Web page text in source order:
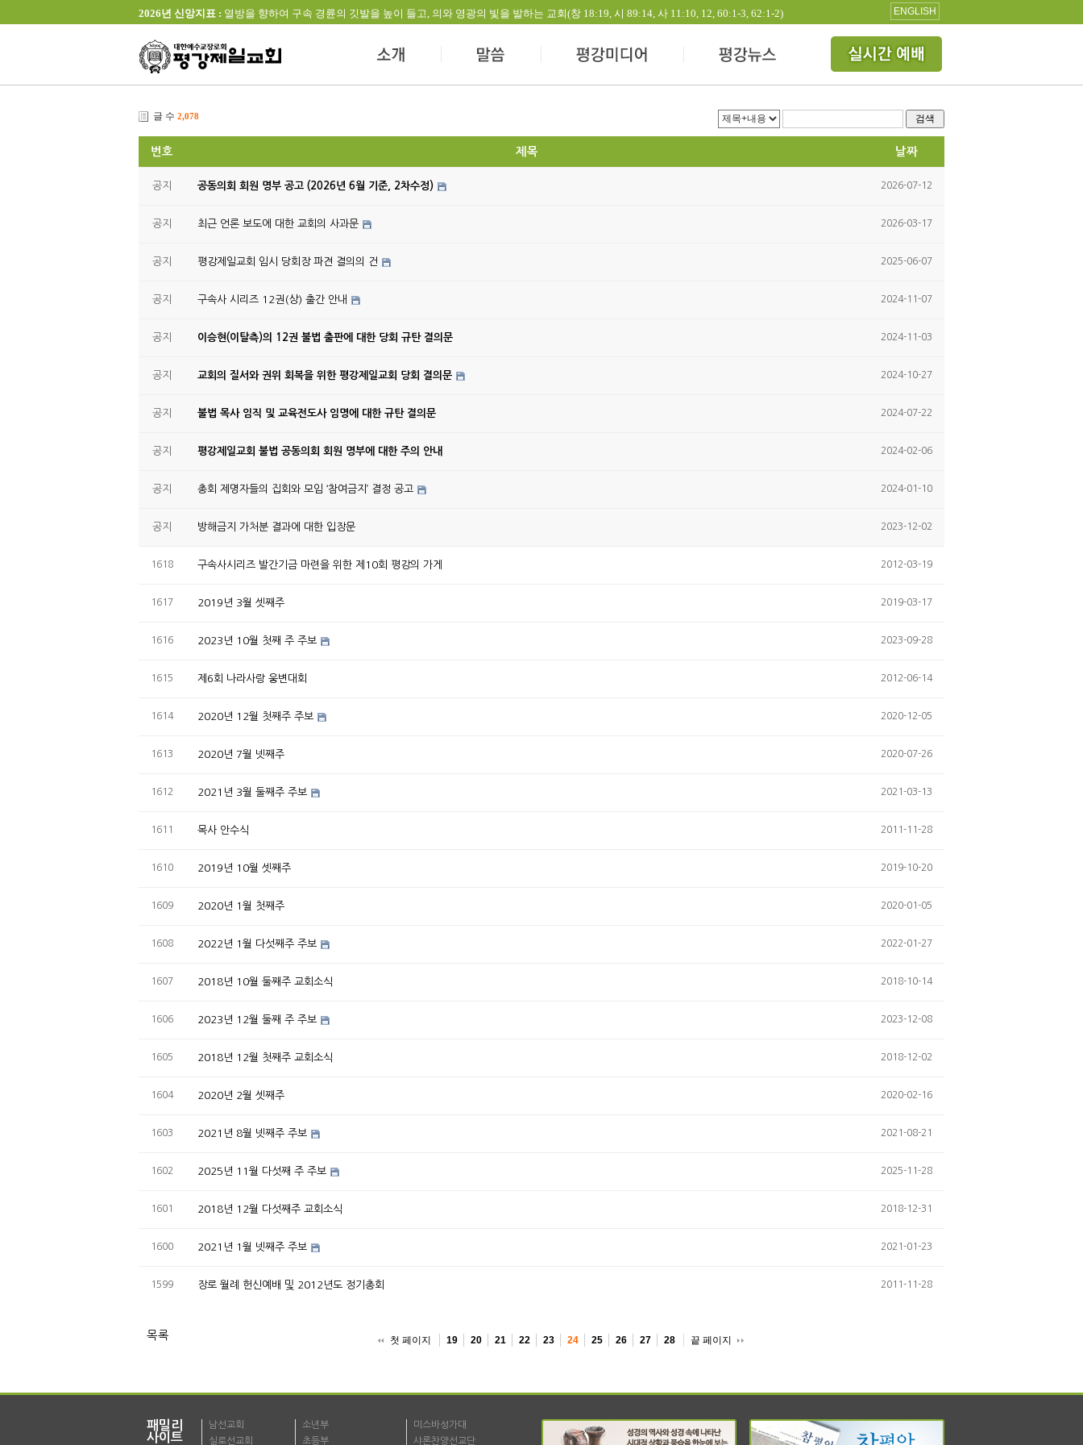
2026년 신앙지표 : 열방을 향하여 구속 경륜의 깃발을 높이 들고, 의와 영광의 빛을 발하는 교회(창 18:19, 시 89:14, 사 11:10, 12, 60:1-3, 62:1-2) ENGLISH
글 수 2,078 검색
번호 제목 날짜
공지 공동의회 회원 명부 공고 (2026년 6월 기준, 2차수정) 2026-07-12
공지 최근 언론 보도에 대한 교회의 사과문 2026-03-17
공지 평강제일교회 임시 당회장 파견 결의의 건 2025-06-07
공지 구속사 시리즈 12권(상) 출간 안내 2024-11-07
공지 이승현(이탈측)의 12권 불법 출판에 대한 당회 규탄 결의문 2024-11-03
공지 교회의 질서와 권위 회복을 위한 평강제일교회 당회 결의문 2024-10-27
공지 불법 목사 임직 및 교육전도사 임명에 대한 규탄 결의문 2024-07-22
공지 평강제일교회 불법 공동의회 회원 명부에 대한 주의 안내 2024-02-06
공지 총회 제명자들의 집회와 모임 ‘참여금지’ 결정 공고 2024-01-10
공지 방해금지 가처분 결과에 대한 입장문 2023-12-02
1618 구속사시리즈 발간기금 마련을 위한 제10회 평강의 가게 2012-03-19
1617 2019년 3월 셋째주 2019-03-17
1616 2023년 10월 첫째 주 주보 2023-09-28
1615 제6회 나라사랑 웅변대회 2012-06-14
1614 2020년 12월 첫째주 주보 2020-12-05
1613 2020년 7월 넷째주 2020-07-26
1612 2021년 3월 둘째주 주보 2021-03-13
1611 목사 안수식 2011-11-28
1610 2019년 10월 셋째주 2019-10-20
1609 2020년 1월 첫째주 2020-01-05
1608 2022년 1월 다섯째주 주보 2022-01-27
1607 2018년 10월 둘째주 교회소식 2018-10-14
1606 2023년 12월 둘째 주 주보 2023-12-08
1605 2018년 12월 첫째주 교회소식 2018-12-02
1604 2020년 2월 셋째주 2020-02-16
1603 2021년 8월 넷째주 주보 2021-08-21
1602 2025년 11월 다섯째 주 주보 2025-11-28
1601 2018년 12월 다섯째주 교회소식 2018-12-31
1600 2021년 1월 넷째주 주보 2021-01-23
1599 장로 월례 헌신예배 및 2012년도 정기총회 2011-11-28
목록 첫 페이지 19 20 21 22 23 24 25 26 27 28 끝 페이지
패밀리
사이트
남선교회
실로선교회
소년부
초등부
미스바성가대
샤론찬양선교단